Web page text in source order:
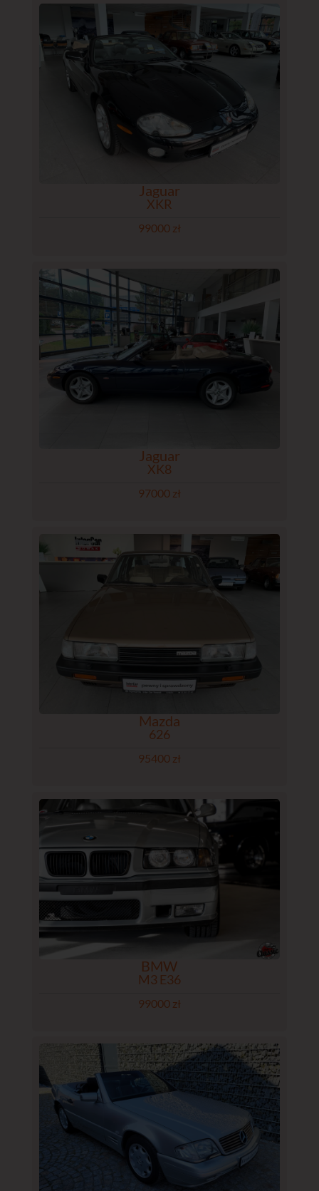
Jaguar
XKR
99000 zł
Jaguar
XK8
97000 zł
Mazda
626
95400 zł
BMW
M3 E36
99000 zł